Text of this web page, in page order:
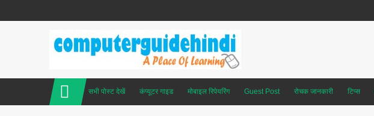
सभी पोस्ट देखें कंप्यूटर गाइड मोबाइल रिपेयरिंग Guest Post रोचक जानकारी टिप्स